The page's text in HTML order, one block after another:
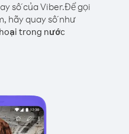
số của Viber.Để gọi
hãy quay số như
trong nước